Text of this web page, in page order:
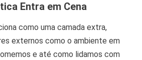
Entra em Cena
como uma camada extra,
externos como o ambiente em
e até como lidamos com